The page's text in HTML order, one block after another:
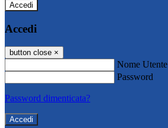
Accedi
Accedi
button close ×
Nome Utente
Password
Password dimenticata?